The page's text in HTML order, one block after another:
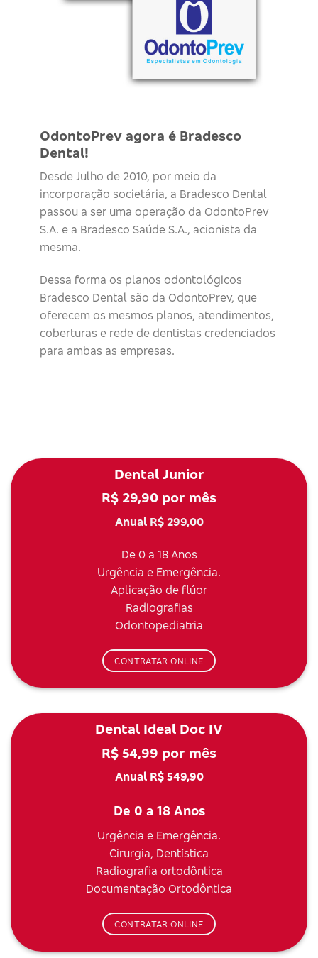
OdontoPrev agora é Bradesco
Dental!
Desde Julho de 2010, por meio da
incorporação societária, a Bradesco Dental
passou a ser uma operação da OdontoPrev
S.A. e a Bradesco Saúde S.A., acionista da
mesma.
Dessa forma os planos odontológicos
Bradesco Dental são da OdontoPrev, que
oferecem os mesmos planos, atendimentos,
coberturas e rede de dentistas credenciados
para ambas as empresas.
Dental Junior
R$ 29,90 por mês
Anual R$ 299,00
De 0 a 18 Anos
Urgência e Emergência.
Aplicação de flúor
Radiografias
Odontopediatria
CONTRATAR ONLINE
Dental Ideal Doc IV
R$ 54,99 por mês
Anual R$ 549,90
De 0 a 18 Anos
Urgência e Emergência.
Cirurgia, Dentística
Radiografia ortodôntica
Documentação Ortodôntica
CONTRATAR ONLINE